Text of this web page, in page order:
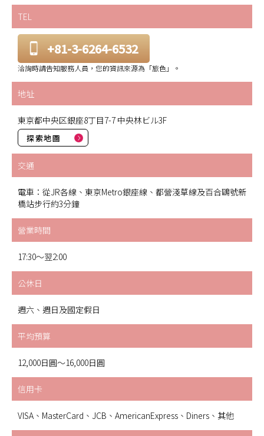
TEL
+81-3-6264-6532
洽詢時請告知服務人員，您的資訊來源為「旅色」。
地址
東京都中央区銀座8丁目7-7 中央林ビル3F
探索地圖
交通
電車：從JR各線、東京Metro銀座線、都營淺草線及百合鷗號新
橋站步行約3分鐘
營業時間
17:30〜翌2:00
公休日
週六、週日及國定假日
平均預算
12,000日圓〜16,000日圓
信用卡
VISA、MasterCard、JCB、AmericanExpress、Diners、其他